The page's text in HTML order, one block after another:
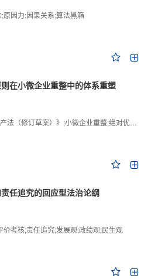
原因力;因果关系;算法黑箱
在小微企业重整中的体系重塑
》;小微企业重整;绝对优先原则;股东权益保留;预期可支配收入标准
任追究的回应型法治论纲
价考核;责任追究;发展观;政绩观;民生观